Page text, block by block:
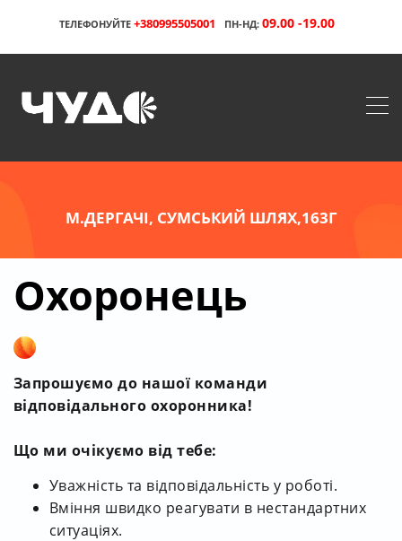
ТЕЛЕФОНУЙТЕ +380995505001 ПН-НД: 09.00 -19.00
М.ДЕРГАЧІ, СУМСЬКИЙ ШЛЯХ,163Г
Охоронець
Запрошуємо до нашої команди
відповідального охоронника!
Що ми очікуємо від тебе:
Уважність та відповідальність у роботі.
Вміння швидко реагувати в нестандартних
ситуаціях.